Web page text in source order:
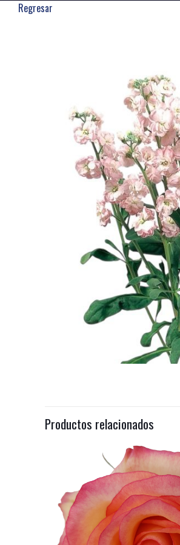
Regresar
Productos relacionados